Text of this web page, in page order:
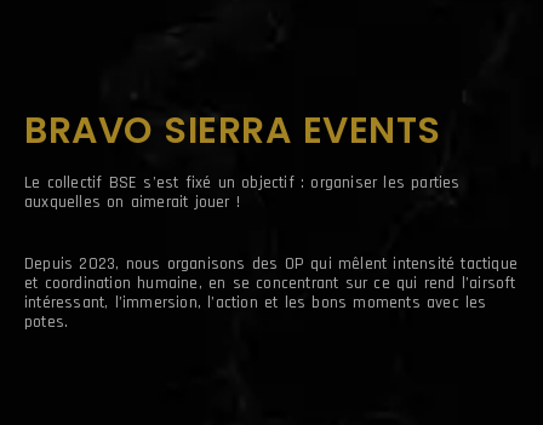
BRAVO SIERRA EVENTS
Le collectif BSE s’est fixé un objectif : organiser les parties
auxquelles on aimerait jouer !
Depuis 2023, nous organisons des OP qui mêlent intensité tactique
et coordination humaine, en se concentrant sur ce qui rend l’airsoft
intéressant, l’immersion, l’action et les bons moments avec les
potes.